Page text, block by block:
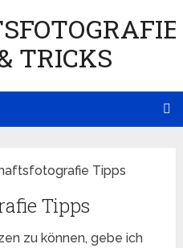
TRICKS
Tipps
Tipps
zu können, gebe ich